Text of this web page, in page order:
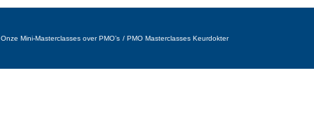
Onze Mini-Masterclasses over PMO’s PMO Masterclasses Keurdokter